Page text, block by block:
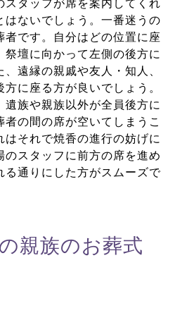
スタッフが席を案内してくれ
はないでしょう。一番迷うの
者です。自分はどの位置に座
壇に向かって左側の後方に
遠縁の親戚や友人・知人、
に座る方が良いでしょう。
族や親族以外が全員後方に
の間の席が空いてしまうこ
はそれで焼香の進行の妨げに
のスタッフに前方の席を進め
る通りにした方がスムーズで
親族のお葬式